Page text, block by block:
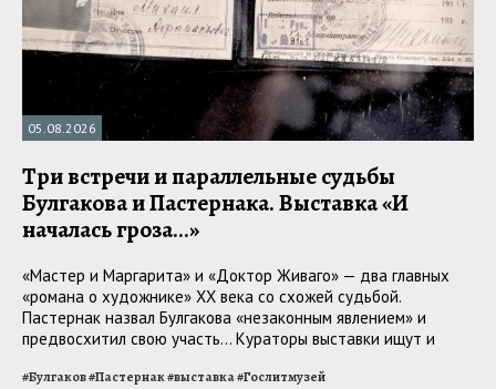
05.08.2026
Три встречи и параллельные судьбы
Булгакова и Пастернака. Выставка «И
началась гроза...»
«Мастер и Маргарита» и «Доктор Живаго» — два главных
«романа о художнике» ХХ века со схожей судьбой.
Пастернак назвал Булгакова «незаконным явлением» и
предвосхитил свою участь... Кураторы выставки ищут и
#Булгаков#Пастернак#выставка#Гослитмузей